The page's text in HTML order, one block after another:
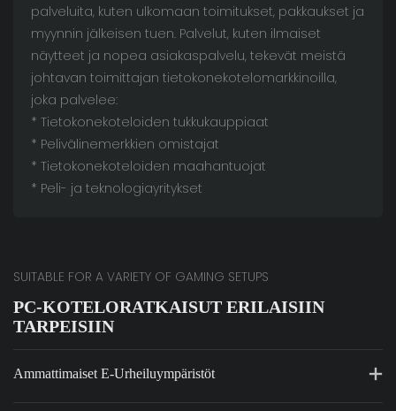
palveluita, kuten ulkomaan toimitukset, pakkaukset ja
myynnin jälkeisen tuen. Palvelut, kuten ilmaiset
näytteet ja nopea asiakaspalvelu, tekevät meistä
johtavan toimittajan tietokonekotelomarkkinoilla,
joka palvelee:
* Tietokonekoteloiden tukkukauppiaat
* Pelivälinemerkkien omistajat
* Tietokonekoteloiden maahantuojat
* Peli- ja teknologiayritykset
SUITABLE FOR A VARIETY OF GAMING SETUPS
PC-KOTELORATKAISUT ERILAISIIN
TARPEISIIN
Ammattimaiset E-Urheiluympäristöt